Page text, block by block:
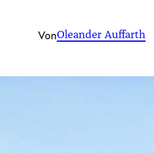
VonOleander Auffarth